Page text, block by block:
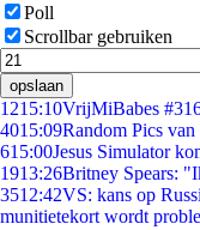
Poll
Scrollbar gebruiken
opslaan
1215:10VrijMiBabes
4015:09Random Pics
615:00Jesus Simulator
1913:26Britney Spears:
3512:42VS: kans op
munitietekort wordt